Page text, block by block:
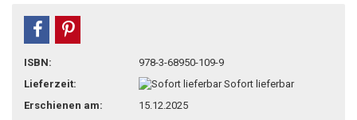
teilen
ISBN:
978-3-68950-109-9
Lieferzeit:
Sofort lieferbar
Erschienen am:
15.12.2025